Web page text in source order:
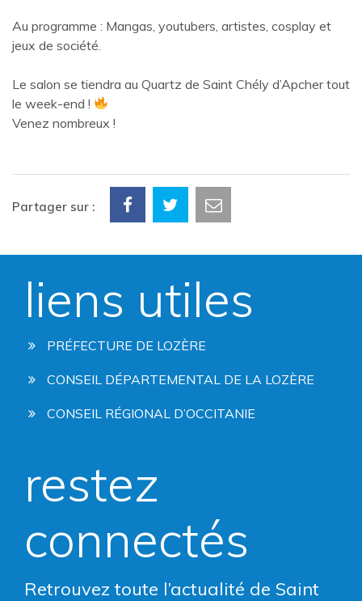
Au programme : Mangas, youtubers, artistes, cosplay et
jeux de société.
Le salon se tiendra au Quartz de Saint Chély d’Apcher tout
le week-end !
Venez nombreux !
Partager sur :
liens utiles
PRÉFECTURE DE LOZÈRE
CONSEIL DÉPARTEMENTAL DE LA LOZÈRE
CONSEIL RÉGIONAL D’OCCITANIE
restez
connectés
Retrouvez toute l’actualité de Saint